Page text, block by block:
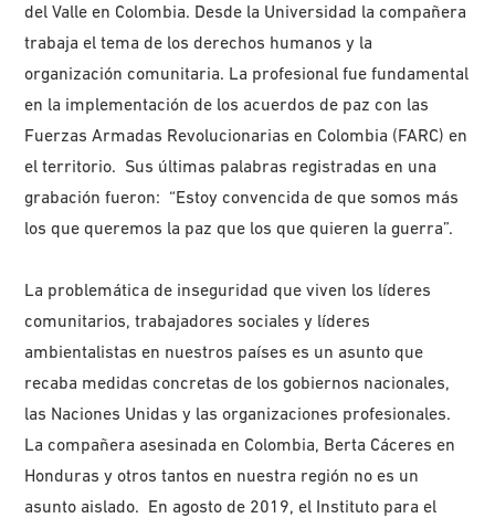
del Valle en Colombia. Desde la Universidad la compañera
trabaja el tema de los derechos humanos y la
organización comunitaria. La profesional fue fundamental
en la implementación de los acuerdos de paz con las
Fuerzas Armadas Revolucionarias en Colombia (FARC) en
el territorio. Sus últimas palabras registradas en una
grabación fueron: “Estoy convencida de que somos más
los que queremos la paz que los que quieren la guerra”.
La problemática de inseguridad que viven los líderes
comunitarios, trabajadores sociales y líderes
ambientalistas en nuestros países es un asunto que
recaba medidas concretas de los gobiernos nacionales,
las Naciones Unidas y las organizaciones profesionales.
La compañera asesinada en Colombia, Berta Cáceres en
Honduras y otros tantos en nuestra región no es un
asunto aislado. En agosto de 2019, el Instituto para el